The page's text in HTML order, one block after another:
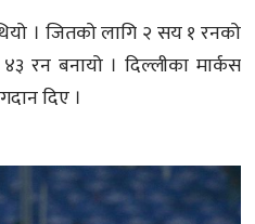
। जितको लागि २ सय १ रनको
रन बनायो । दिल्लीका मार्कस
दिए ।